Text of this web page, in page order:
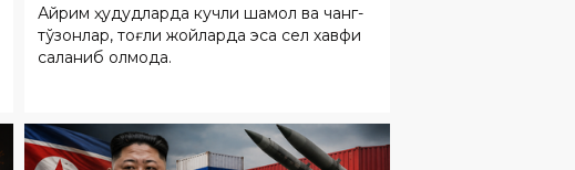
Айрим ҳудудларда кучли шамол ва чанг-
тўзонлар, тоғли жойларда эса сел хавфи
сақланиб қолмоқда.